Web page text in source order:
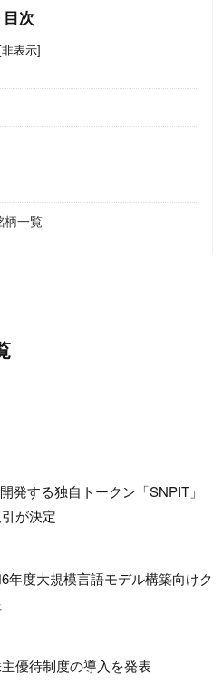
目次
表示]
柄一覧
発する独自トークン「SNPIT」
が決定
年度大規模言語モデル構築向けク
優待制度の導入を発表